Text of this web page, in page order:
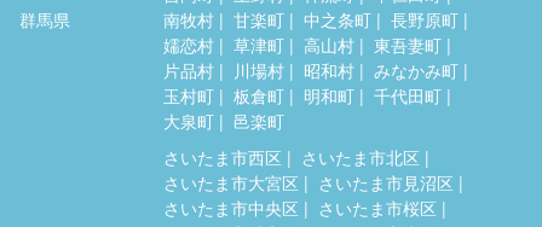
群馬県
南牧村
甘楽町 中之条町
長野原町
嬬恋村
草津町 高山村
東吾妻町
片品村
川場村 昭和村
みなかみ町
玉村町
板倉町 明和町
千代田町
大泉町
邑楽町
さいたま市西区
さいたま市北区
さいたま市大宮区
さいたま市見沼区
さいたま市中央区
さいたま市桜区